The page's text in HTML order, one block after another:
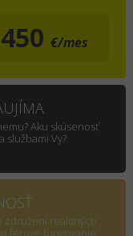
€/mes
Aku skúsenosť
službami Vy?
združení realitných
férove fungovanie.